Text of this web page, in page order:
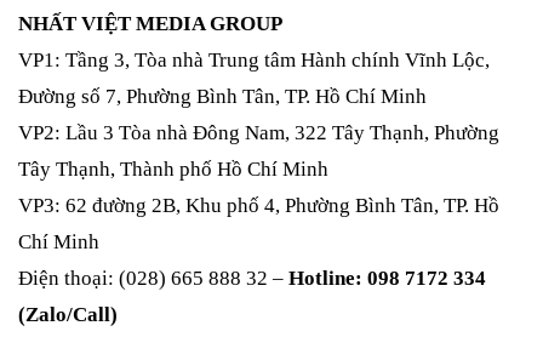
NHẤT VIỆT MEDIA GROUP
VP1: Tầng 3, Tòa nhà Trung tâm Hành chính Vĩnh Lộc,
Đường số 7, Phường Bình Tân, TP. Hồ Chí Minh
VP2: Lầu 3 Tòa nhà Đông Nam, 322 Tây Thạnh, Phường
Tây Thạnh, Thành phố Hồ Chí Minh
VP3: 62 đường 2B, Khu phố 4, Phường Bình Tân, TP. Hồ
Chí Minh
Điện thoại: (028) 665 888 32 – Hotline: 098 7172 334
(Zalo/Call)